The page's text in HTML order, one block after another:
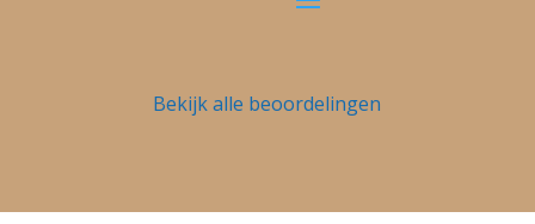
Bekijk alle beoordelingen